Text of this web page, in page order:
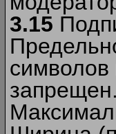
3.15
символов